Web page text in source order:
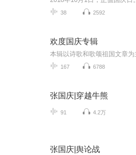
38 2592
欢度国庆专辑
167 6788
张国庆|穿越牛熊
91 4.2万
张国庆|舆论战